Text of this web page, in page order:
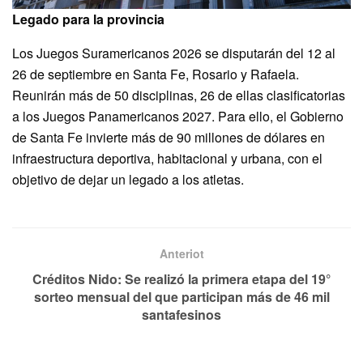
Legado para la provincia
Los Juegos Suramericanos 2026 se disputarán del 12 al
26 de septiembre en Santa Fe, Rosario y Rafaela.
Reunirán más de 50 disciplinas, 26 de ellas clasificatorias
a los Juegos Panamericanos 2027. Para ello, el Gobierno
de Santa Fe invierte más de 90 millones de dólares en
infraestructura deportiva, habitacional y urbana, con el
objetivo de dejar un legado a los atletas.
Anteriot
Créditos Nido: Se realizó la primera etapa del 19°
sorteo mensual del que participan más de 46 mil
santafesinos